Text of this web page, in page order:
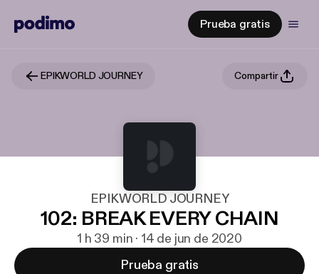
Prueba gratis
EPIKWORLD JOURNEY Compartir
EPIKWORLD JOURNEY
102: BREAK EVERY CHAIN
1 h 39 min · 14 de jun de 2020
Prueba gratis